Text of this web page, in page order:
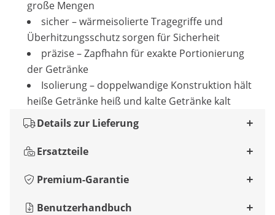
große Mengen
sicher – wärmeisolierte Tragegriffe und
Überhitzungsschutz sorgen für Sicherheit
präzise – Zapfhahn für exakte Portionierung
der Getränke
Isolierung – doppelwandige Konstruktion hält
heiße Getränke heiß und kalte Getränke kalt
Details zur Lieferung
Ersatzteile
Premium-Garantie
Benutzerhandbuch